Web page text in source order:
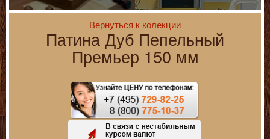
Патина Дуб Пепельный
Премьер 150 мм
Вернуться к колекции